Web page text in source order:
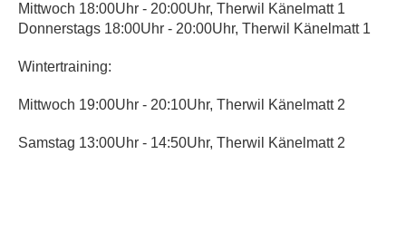
Mittwoch 18:00Uhr - 20:00Uhr, Therwil Känelmatt 1
Donnerstags 18:00Uhr - 20:00Uhr, Therwil Känelmatt 1
Wintertraining:
Mittwoch 19:00Uhr - 20:10Uhr, Therwil Känelmatt 2
Samstag 13:00Uhr - 14:50Uhr, Therwil Känelmatt 2